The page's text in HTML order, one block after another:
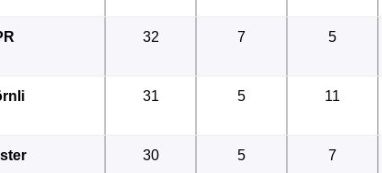
32 7 5
31 5 11
30 5 7